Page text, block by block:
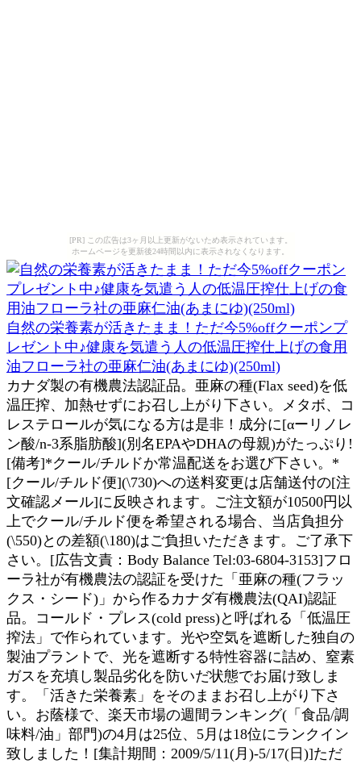
[PR] この広告は3ヶ月以上更新がないため表示されています。
ホームページを更新後24時間以内に表示されなくなります。
自然の栄養素が活きたまま！ただ今5%offクーポンプ
レゼント中♪健康を気遣う人の低温圧搾仕上げの食用
油フローラ社の亜麻仁油(あまにゆ)(250ml)
カナダ製の有機農法認証品。亜麻の種(Flax seed)を低
温圧搾、加熱せずにお召し上がり下さい。メタボ、コ
レステロールが気になる方は是非！成分に[αーリノレ
ン酸/n-3系脂肪酸](別名EPAやDHAの母親)がたっぷり!
[備考]*クール/チルドか常温配送をお選び下さい。*
[クール/チルド便](\730)への送料変更は店舗送付の[注
文確認メール]に反映されます。ご注文額が10500円以
上でクール/チルド便を希望される場合、当店負担分
(\550)との差額(\180)はご負担いただきます。ご了承下
さい。[広告文責：Body Balance Tel:03-6804-3153]フロ
ーラ社が有機農法の認証を受けた「亜麻の種(フラッ
クス・シード)」から作るカナダ有機農法(QAI)認証
品。コールド・プレス(cold press)と呼ばれる「低温圧
搾法」で作られています。光や空気を遮断した独自の
製油プラントで、光を遮断する特性容器に詰め、窒素
ガスを充填し製品劣化を防いだ状態でお届け致しま
す。「活きた栄養素」をそのままお召し上がり下さ
い。お蔭様で、楽天市場の週間ランキング(「食品/調
味料/油」部門)の4月は25位、5月は18位にランクイン
致しました！[集計期間：2009/5/11(月)‐5/17(日)]ただ